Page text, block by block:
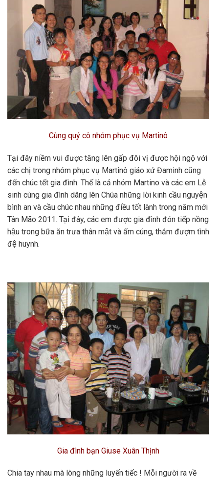
Cùng quý cô nhóm phục vụ Martinô
Tại đây niềm vui được tăng lên gấp đôi vị được hội ngộ với
các chị trong nhóm phục vụ Martinô giáo xứ Đaminh cũng
đến chúc tết gia đình. Thế là cả nhóm Martino và các em Lễ
sinh cùng gia đình dâng lên Chúa những lời kinh cầu nguyện
bình an và cầu chúc nhau những điều tốt lành trong năm mới
Tân Mão 2011. Tại đây, các em được gia đình đón tiếp nồng
hậu trong bữa ăn trưa thân mật và ấm cúng, thắm đượm tình
đệ huynh.
Gia đình bạn Giuse Xuân Thịnh
Chia tay nhau mà lòng những luyến tiếc ! Mỗi người ra về